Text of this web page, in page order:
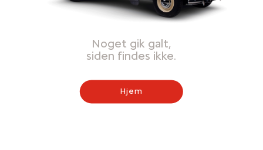
Noget gik galt,
siden findes ikke.
Hjem